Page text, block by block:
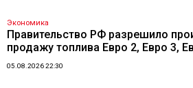
Экономика
Правительство РФ разрешило
продажу топлива Евро 2, Евро 3,
05.08.2026 22:30